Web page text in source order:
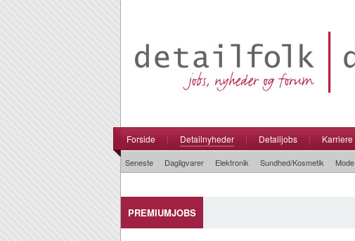
Forside | Detailnyheder | Detailjobs | Karriere
Seneste Dagligvarer Elektronik Sundhed/Kosmetik Mode
PREMIUMJOBS